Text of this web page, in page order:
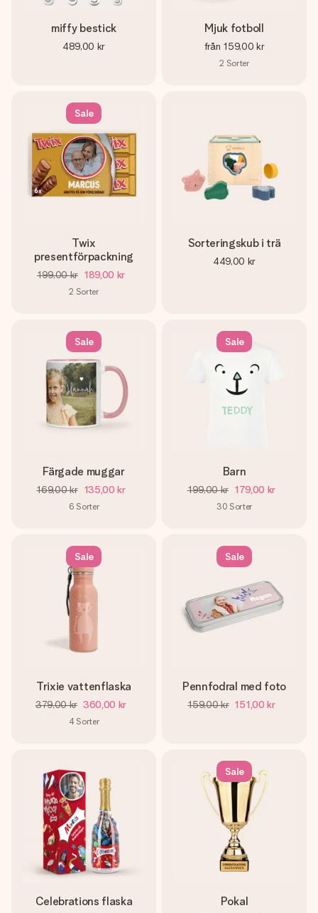
miffy bestick
489,00 kr
Mjuk fotboll
från 159,00 kr
2 Sorter
Sale
Twix
presentförpackning
199,00 kr 189,00 kr
2 Sorter
Sorteringskub i trä
449,00 kr
Sale
Färgade muggar
169,00 kr 135,00 kr
6 Sorter
Sale
Barn
199,00 kr 179,00 kr
30 Sorter
Sale
Trixie vattenflaska
379,00 kr 360,00 kr
4 Sorter
Sale
Pennfodral med foto
159,00 kr 151,00 kr
Celebrations flaska
Sale
Pokal